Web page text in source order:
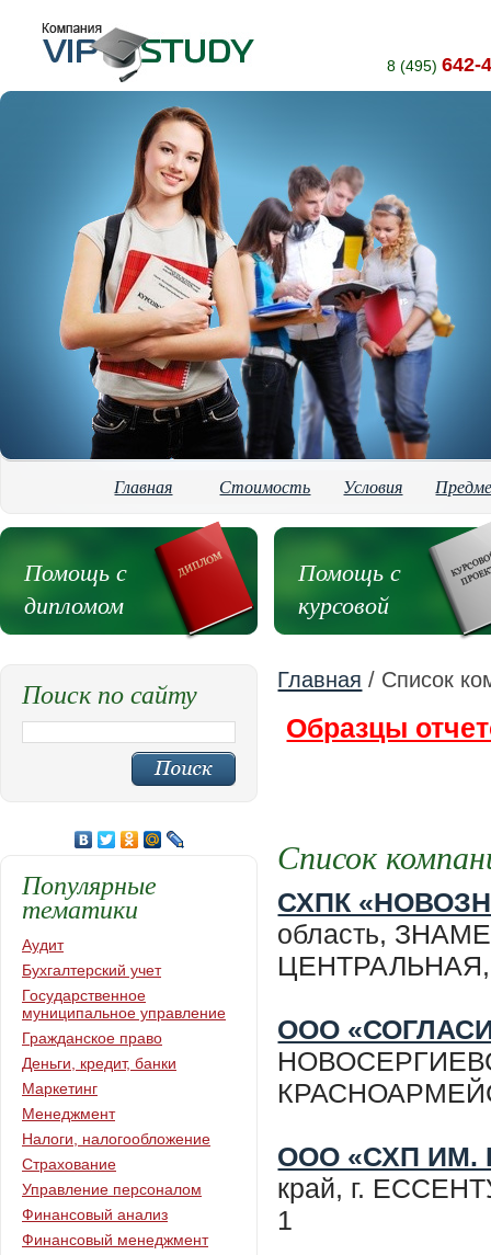
8 (495) 642-
Главная Стоимость Условия
Помощь с
дипломом
Помощь с
курсовой
Главная / Список
Образцы
Список
СХПК
область,
ЦЕНТРАЛЬНАЯ,
ООО
ООО «СХП ИМ.
край, г.
1
Поиск по сайту
Популярные
тематики
Аудит
Бухгалтерский учет
Государственное
муниципальное управление
Гражданское право
Деньги, кредит, банки
Маркетинг
Менеджмент
Налоги, налогообложение
Страхование
Управление персоналом
Финансовый анализ
Финансовый менеджмент